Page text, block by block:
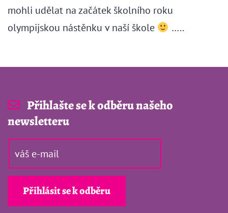
mohli udělat na začátek školního roku
olympijskou nástěnku v naší škole
…..
Přihlašte se k odběru našeho
newsletteru